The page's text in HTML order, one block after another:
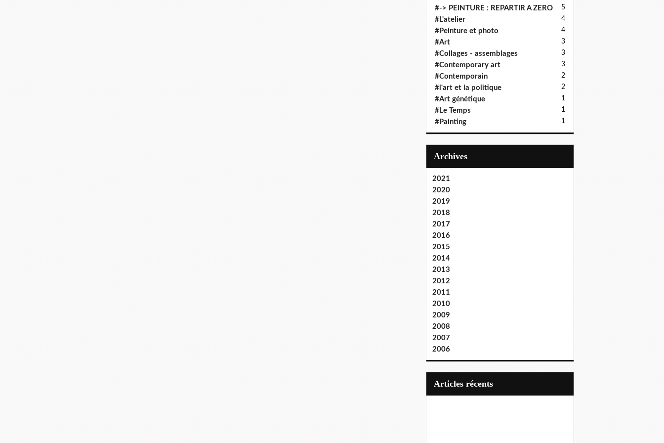
#-> PEINTURE : REPARTIR A ZERO 5
#L'atelier 4
#Peinture et photo 4
#Art 3
#Collages - assemblages 3
#Contemporary art 3
#Contemporain 2
#l'art et la politique 2
#Art génétique 1
#Le Temps 1
#Painting 1
Archives
2021
2020
2019
2018
2017
2016
2015
2014
2013
2012
2011
2010
2009
2008
2007
2006
articles récents